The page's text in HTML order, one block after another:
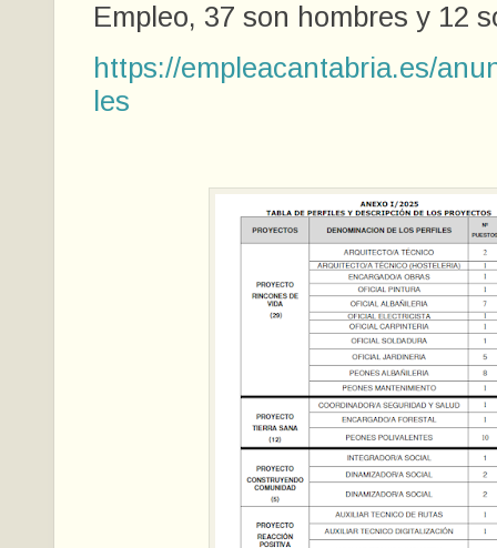
Empleo, 37 son hombres y 12
https://empleacantabria.es/
les